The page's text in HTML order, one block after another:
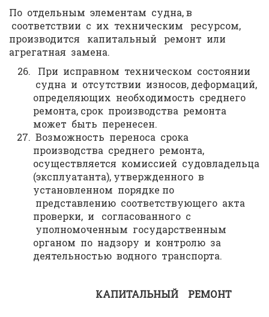
По отдельным элементам судна, в
соответствии с их техническим ресурсом,
производится капитальный ремонт или
агрегатная замена.
При исправном техническом состоянии
судна и отсутствии износов, деформаций,
определяющих необходимость среднего
ремонта, срок производства ремонта
может быть перенесен.
Возможность переноса срока
производства среднего ремонта,
осуществляется комиссией судовладельца
(эксплуатанта), утвержденного в
установленном порядке по
представлению соответствующего акта
проверки, и согласованного с
уполномоченным государственным
органом по надзору и контролю за
деятельностью водного транспорта.
КАПИТАЛЬНЫЙ РЕМОНТ